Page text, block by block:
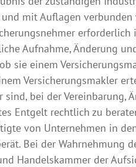
mit Auflagen verbunden
Aufnahme, Änderung
sie einem
Versicherungsmakler
bei der Vereinbarung,
Entgelt rechtlich zu
von Unternehmen in
Bei der Wahrnehmung
Handelskammer der